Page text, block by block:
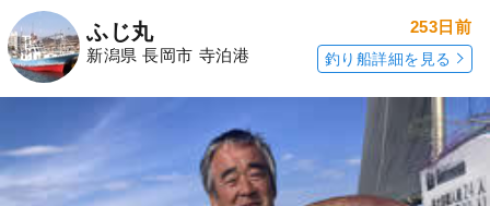
ふじ丸
新潟県 長岡市 寺泊港
253日前
釣り船詳細を見る